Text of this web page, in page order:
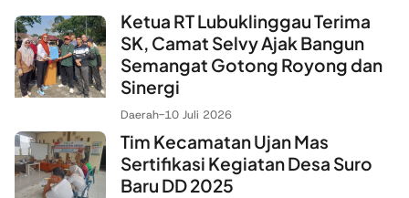
Ketua RT Lubuklinggau Terima
SK, Camat Selvy Ajak Bangun
Semangat Gotong Royong dan
Sinergi
Daerah-10 Juli 2026
Tim Kecamatan Ujan Mas
Sertifikasi Kegiatan Desa Suro
Baru DD 2025